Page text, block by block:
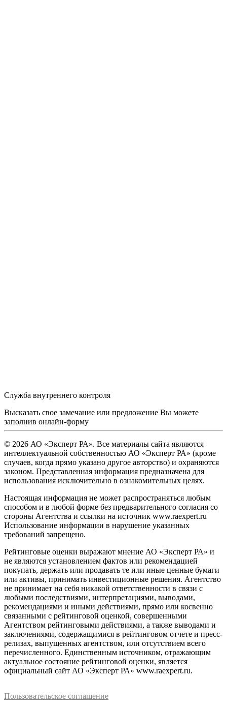
Служба внутреннего контроля
Высказать свое замечание или предложение Вы можете
заполнив онлайн-форму
© 2026 АО «Эксперт РА». Все материалы сайта являются
интеллектуальной собственностью АО «Эксперт РА» (кроме
случаев, когда прямо указано другое авторство) и охраняются
законом. Представленная информация предназначена для
использования исключительно в ознакомительных целях.
Настоящая информация не может распространяться любым
способом и в любой форме без предварительного согласия со
стороны Агентства и ссылки на источник www.raexpert.ru
Использование информации в нарушение указанных
требований запрещено.
Рейтинговые оценки выражают мнение АО «Эксперт РА» и
не являются установлением фактов или рекомендацией
покупать, держать или продавать те или иные ценные бумаги
или активы, принимать инвестиционные решения. Агентство
не принимает на себя никакой ответственности в связи с
любыми последствиями, интерпретациями, выводами,
рекомендациями и иными действиями, прямо или косвенно
связанными с рейтинговой оценкой, совершенными
Агентством рейтинговыми действиями, а также выводами и
заключениями, содержащимися в рейтинговом отчете и пресс-
релизах, выпущенных агентством, или отсутствием всего
перечисленного. Единственным источником, отражающим
актуальное состояние рейтинговой оценки, является
официальный сайт АО «Эксперт РА» www.raexpert.ru.
Пользовательское соглашение